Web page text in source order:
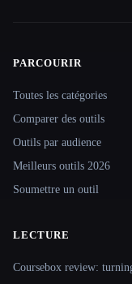
Site navigation
PARCOURIR
Toutes les catégories
Comparer des outils
Outils par audience
Meilleurs outils 2026
Soumettre un outil
LECTURE
Coursebox review: